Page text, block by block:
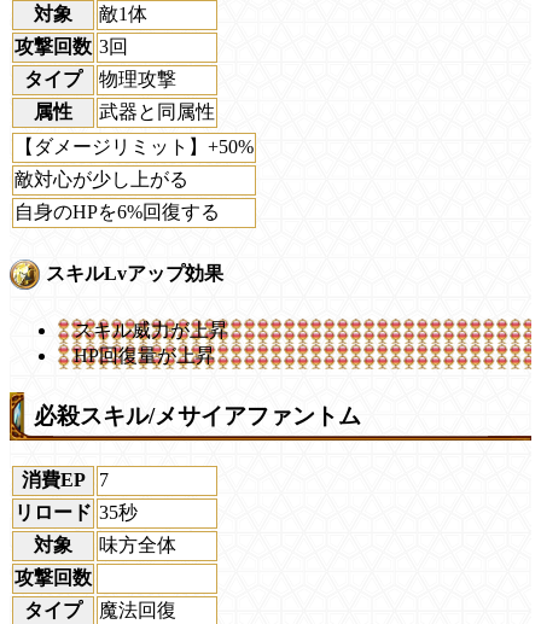
対象
敵1体
攻撃回数 3回
タイプ
物理攻撃
属性
武器と同属性
【ダメージリミット】+50%
敵対心が少し上がる
自身のHPを6%回復する
スキルLvアップ効果
スキル威力が上昇
HP回復量が上昇
必殺スキル/メサイアファントム
消費EP
7
リロード 35秒
対象
味方全体
攻撃回数
タイプ
魔法回復